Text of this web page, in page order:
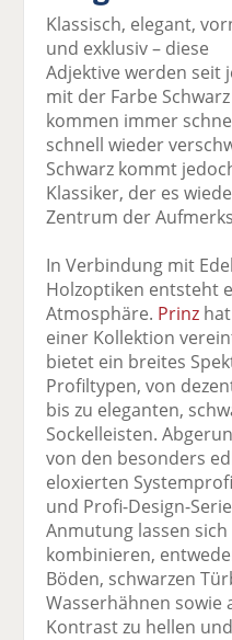
Klassisch, elegant,
und exklusiv – diese
Adjektive werden seit
mit der Farbe
kommen immer
schnell wieder
Schwarz kommt
Klassiker, der es
Zentrum der
In Verbindung mit
Holzoptiken entsteht
Atmosphäre. Prinz
einer Kollektion
bietet ein breites
Profiltypen, von
bis zu eleganten,
Sockelleisten.
von den besonders
eloxierten
und Profi-Design-
Anmutung lassen
kombinieren,
Böden, schwarzen
Wasserhähnen sowie
Kontrast zu hellen